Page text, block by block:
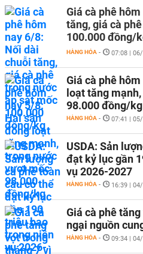
Giá cà phê
tăng, giá cà
100.000 đồng/
HÀNG HÓA - 07:08 |
Giá cà phê
loạt tăng
98.000 đồng/kg
HÀNG HÓA - 07:41 |
USDA: Sản
đạt kỷ lục gần
vụ 2026-2027
HÀNG HÓA - 16:39 |
Giá cà phê
ngại nguồn
HÀNG HÓA - 09:34 |